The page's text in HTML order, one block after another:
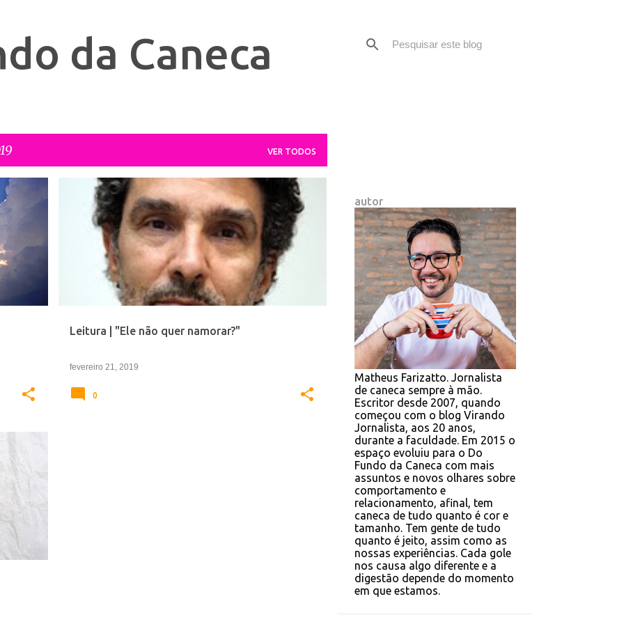
da Caneca
VER TODOS
Leitura | "Ele não quer namorar?"
fevereiro 21, 2019
COMPORTAMENTO LEITURA RELACIONAMENTO
0
autor
Matheus Farizatto. Jornalista
de caneca sempre à mão.
Escritor desde 2007, quando
começou com o blog Virando
Jornalista, aos 20 anos,
durante a faculdade. Em 2015 o
espaço evoluiu para o Do
Fundo da Caneca com mais
assuntos e novos olhares sobre
comportamento e
relacionamento, afinal, tem
caneca de tudo quanto é cor e
tamanho. Tem gente de tudo
quanto é jeito, assim como as
nossas experiências. Cada gole
nos causa algo diferente e a
digestão depende do momento
em que estamos.